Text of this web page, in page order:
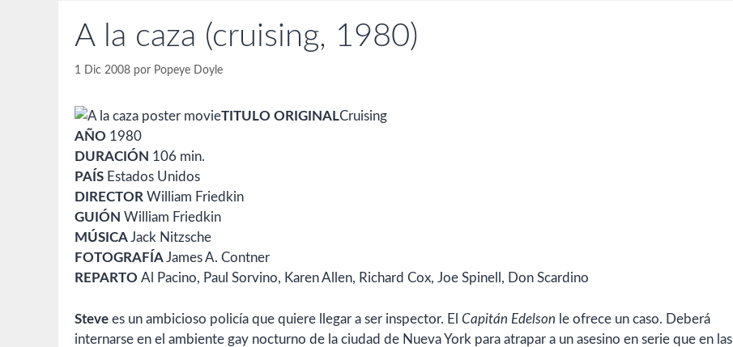
A la caza (cruising, 1980)
1 Dic 2008 por Popeye Doyle
TITULO ORIGINALCruising
AÑO 1980
DURACIÓN 106 min.
PAÍS Estados Unidos
DIRECTOR William Friedkin
GUIÓN William Friedkin
MÚSICAJack Nitzsche
FOTOGRAFÍAJames A. Contner
REPARTO Al Pacino, Paul Sorvino, Karen Allen, Richard Cox, Joe Spinell, Don Scardino
Steve es un ambicioso policía que quiere llegar a ser inspector. El Capitán Edelson le ofrece un caso. Deberá
internarse en el ambiente gay nocturno de la ciudad de Nueva York para atrapar a un asesino en serie que en las